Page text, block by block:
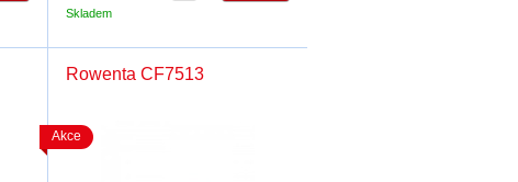
Skladem
Rowenta CF7513
Akce